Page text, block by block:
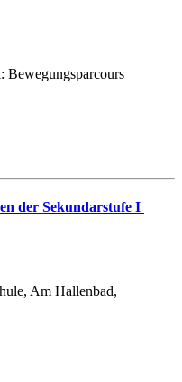
Bewegungsparcours
der Sekundarstufe I
Am Hallenbad,